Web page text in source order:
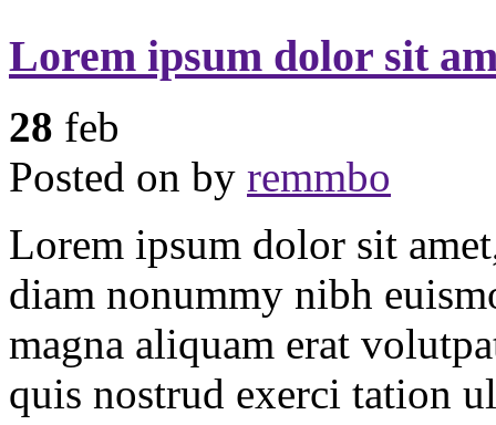
Lorem ipsum dolor sit
28 feb
Posted on by remmbo
Lorem ipsum dolor sit
diam nonummy nibh
magna aliquam erat
quis nostrud exerci tation